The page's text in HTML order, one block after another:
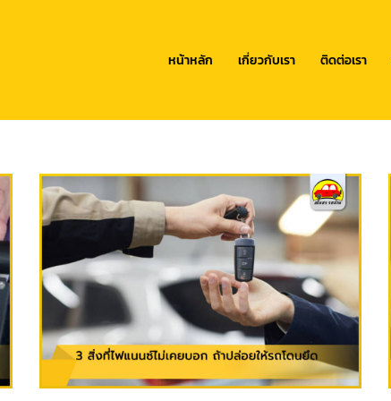
หน้าหลัก เกี่ยวกับเรา ติดต่อเรา